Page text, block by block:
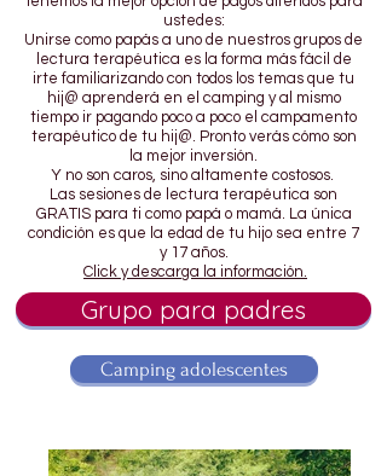
ustedes:
Unirse como papás a uno de nuestros grupos de
lectura terapéutica es la forma más fácil de
irte familiarizando con todos los temas que tu
hij@ aprenderá en el camping y al mismo
tiempo ir pagando poco a poco el campamento
terapéutico de tu hij@. Pronto verás cómo son
la mejor inversión.
Y no son caros, sino altamente costosos.
Las sesiones de lectura terapéutica son
GRATIS para ti como papá o mamá. La única
condición es que la edad de tu hijo sea entre 7
y 17 años.
Click y descarga la información.
Grupo para padres
Camping adolescentes